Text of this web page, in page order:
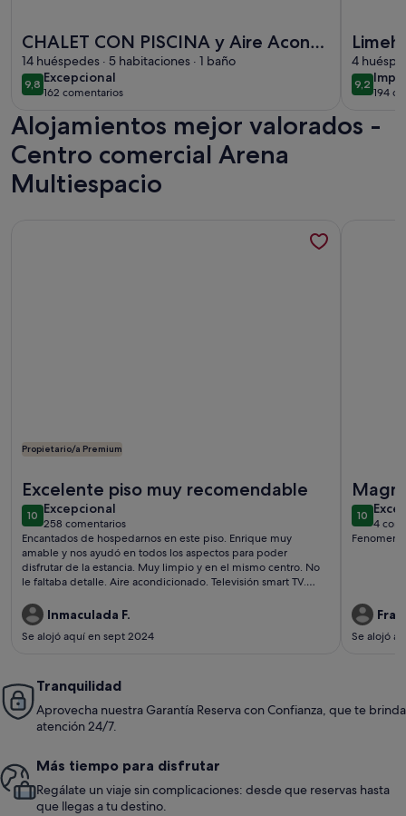
CHALET CON PISCINA y Aire Acond
en PLAYA VALENCIA.
14 huéspedes · 5 habitaciones · 1 baño
9,89,8 de 10
Excepcional
excepcional
162 comentarios
(162 comentarios)
4
9,29,2 de
194
(194
Alojamientos mejor valorados -
Centro comercial Arena
Multiespacio
Propietario/a Premium
Excelente piso muy recomendable
1010 de 10
Excepcional
excepcional
258 comentarios
(258 comentarios)
Encantados de hospedarnos en este piso. Enrique muy
amable y nos ayudó en todos los aspectos para poder
disfrutar de la estancia. Muy limpio y en el mismo centro. No
le faltaba detalle. Aire acondicionado. Televisión smart TV.
.ggrduchady.vventilador..grande.enla.habitaciones
Inmaculada F.
Se alojó aquí en sept 2024
Más información sobre Centro histórico y Encantador
1010 de 10
4
(4
Fenomenal
Se alojó
Tranquilidad
Aprovecha nuestra Garantía Reserva con Confianza, que te brinda
atención 24/7.
Más tiempo para disfrutar
Regálate un viaje sin complicaciones: desde que reservas hasta
que llegas a tu destino.